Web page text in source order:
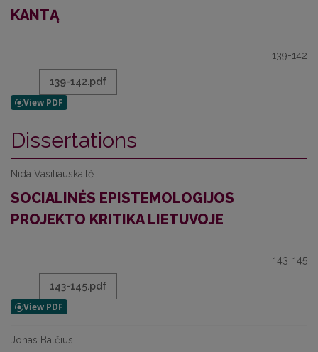
KANTĄ
139-142
139-142.pdf
Dissertations
Nida Vasiliauskaitė
SOCIALINĖS EPISTEMOLOGIJOS
PROJEKTO KRITIKA LIETUVOJE
143-145
143-145.pdf
Jonas Balčius